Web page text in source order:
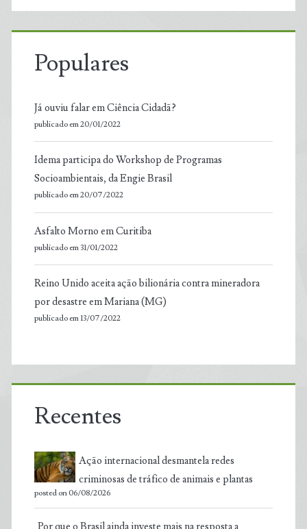
Populares
Já ouviu falar em Ciência Cidadã?
publicado em 20/01/2022
Idema participa do Workshop de Programas
Socioambientais, da Engie Brasil
publicado em 20/07/2022
Asfalto Morno em Curitiba
publicado em 31/01/2022
Reino Unido aceita ação bilionária contra mineradora
por desastre em Mariana (MG)
publicado em 13/07/2022
Recentes
Ação internacional desmantela redes
criminosas de tráfico de animais e plantas
posted on 06/08/2026
Por que o Brasil ainda investe mais na resposta a